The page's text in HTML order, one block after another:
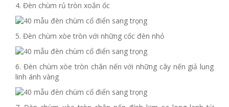
4. Đèn chùm rủ tròn xoắn ốc
5. Đèn chùm xòe tròn với những cốc đèn nhỏ
6. Đèn chùm xòe tròn chân nến với những cây nến giả lung
linh ánh vàng